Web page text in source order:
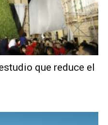
que reduce el